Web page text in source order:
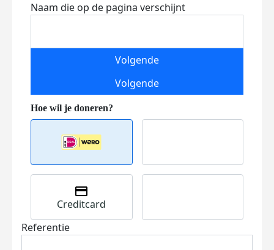
Naam die op de pagina verschijnt
Volgende
Volgende
Creditcard
Referentie